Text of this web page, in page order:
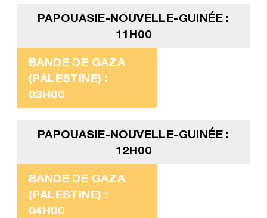
PAPOUASIE-NOUVELLE-GUINÉE :
11H00
BANDE DE GAZA
(PALESTINE) :
03H00
PAPOUASIE-NOUVELLE-GUINÉE :
12H00
BANDE DE GAZA
(PALESTINE) :
04H00